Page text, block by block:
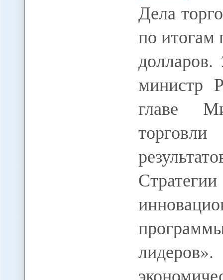
Дела
по итогам
министр
главе